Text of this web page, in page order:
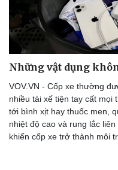
Văn hóa
Sân khấu - Điện ảnh
Những vật dụng
VOV.VN - Cốp xe thường
nhiều tài xế tiện tay cất
tới bình xịt hay thuốc men,
nhiệt độ cao và rung lắc
khiến cốp xe trở thành môi